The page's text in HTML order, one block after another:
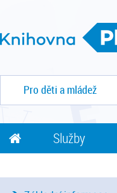
Pro děti a mládež
Služby